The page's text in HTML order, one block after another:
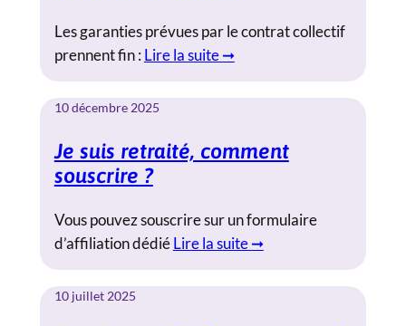
Les garanties prévues par le contrat collectif
prennent fin : Lire la suite ➞
10 décembre 2025
Je suis retraité, comment
souscrire ?
Vous pouvez souscrire sur un formulaire
d’affiliation dédiéLire la suite ➞
10 juillet 2025